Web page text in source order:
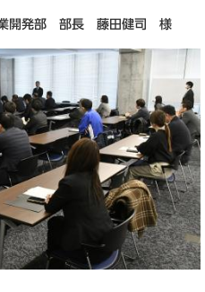
開発部 部長 藤田健司 様